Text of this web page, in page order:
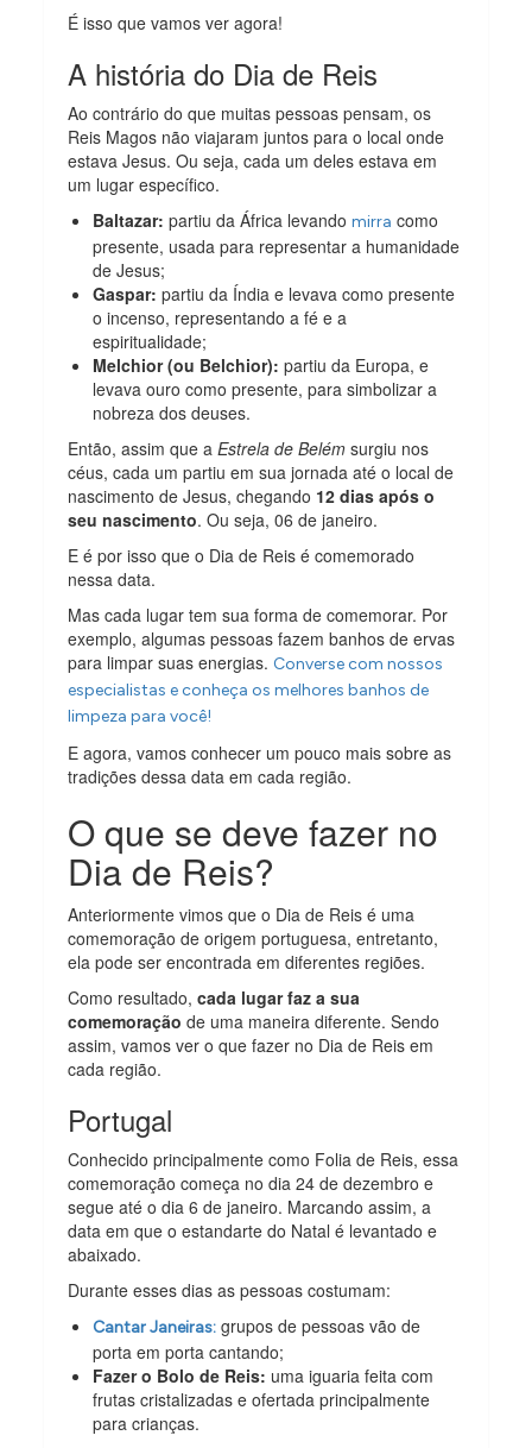
É isso que vamos ver agora!
A história do Dia de Reis
Ao contrário do que muitas pessoas pensam, os
Reis Magos não viajaram juntos para o local onde
estava Jesus. Ou seja, cada um deles estava em
um lugar específico.
Baltazar: partiu da África levandomirra como
presente, usada para representar a humanidade
de Jesus;
Gaspar: partiu da Índia e levava como presente
o incenso, representando a fé e a
espiritualidade;
Melchior (ou Belchior): partiu da Europa, e
levava ouro como presente, para simbolizar a
nobreza dos deuses.
Então, assim que a Estrela de Belém surgiu nos
céus, cada um partiu em sua jornada até o local de
nascimento de Jesus, chegando 12 dias após o
seu nascimento. Ou seja, 06 de janeiro.
E é por isso que o Dia de Reis é comemorado
nessa data.
Mas cada lugar tem sua forma de comemorar. Por
exemplo, algumas pessoas fazem banhos de ervas
para limpar suas energias. Converse com nossos
especialistas e conheça os melhores banhos de
limpeza para você!
E agora, vamos conhecer um pouco mais sobre as
tradições dessa data em cada região.
O que se deve fazer no
Dia de Reis?
Anteriormente vimos que o Dia de Reis é uma
comemoração de origem portuguesa, entretanto,
ela pode ser encontrada em diferentes regiões.
Como resultado,cada lugar faz a sua
comemoração de uma maneira diferente. Sendo
assim, vamos ver o que fazer no Dia de Reis em
cada região.
Portugal
Conhecido principalmente como Folia de Reis, essa
comemoração começa no dia 24 de dezembro e
segue até o dia 6 de janeiro. Marcando assim, a
data em que o estandarte do Natal é levantado e
abaixado.
Durante esses dias as pessoas costumam:
Cantar Janeiras: grupos de pessoas vão de
porta em porta cantando;
Fazer o Bolo de Reis: uma iguaria feita com
frutas cristalizadas e ofertada principalmente
para crianças.